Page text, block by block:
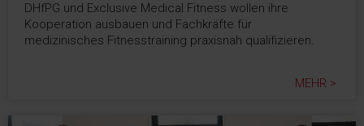
DHfPG und Exclusive Medical Fitness wollen ihre
Kooperation ausbauen und Fachkräfte für
medizinisches Fitnesstraining praxisnah qualifizieren.
MEHR >